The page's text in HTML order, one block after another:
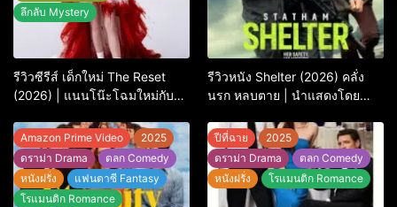
ลึกลับ Mystery
รีวิวซีรีส์ เด็กใหม่ The Reset
(2026) | แนนโน๊ะโฉมใหม่กับ
รีวิวหนัง Shelter (2026) คลั่ง
นรก หลบตาย | นำแสดงโดย
Amazon Prime Video
2025
ดราม่า Drama
ตลก Comedy
หนังฝรั่ง
แฟนตาซี Fantasy
โรแมนติก Romance
ปีที่ฉาย
2025
ดราม่า Drama
ตลก Comedy
หนังฝรั่ง
โรแมนติก Romance